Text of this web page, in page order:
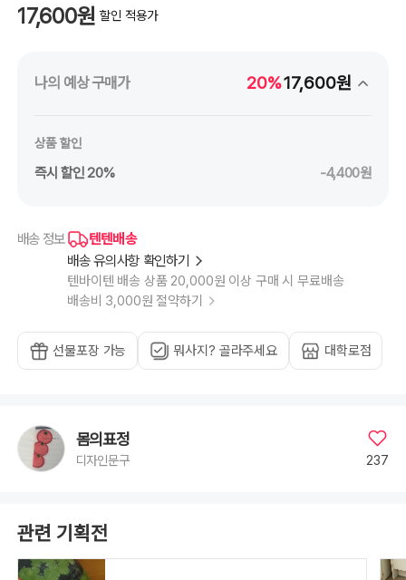
17,600원 할인 적용가
나의 예상 구매가 20%17,600원
상품 할인
즉시 할인 20% -4,400원
배송 정보
텐텐배송
배송 유의사항 확인하기
텐바이텐 배송 상품 20,000원 이상 구매 시 무료배송
배송비 3,000원 절약하기
선물포장 가능 뭐사지? 골라주세요 대학로점
몸의표정
디자인문구 237
관련 기획전